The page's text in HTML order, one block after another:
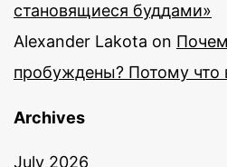
становящиеся буддами»
Alexander Lakota on
пробуждены? Потому что
Archives
July 2026